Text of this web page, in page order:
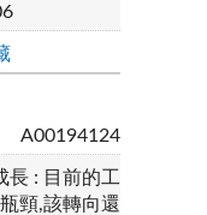
A00194124
長 : 目前的工
頸,該轉向還